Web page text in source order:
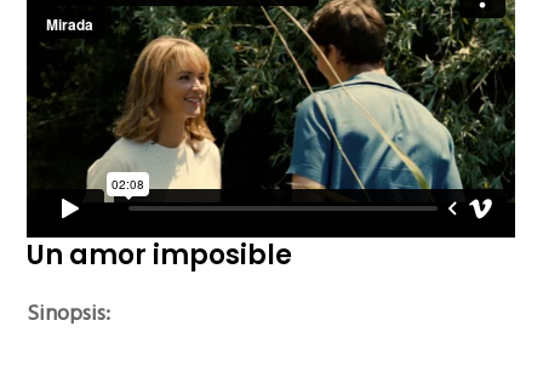
Un amor imposible
Sinopsis: